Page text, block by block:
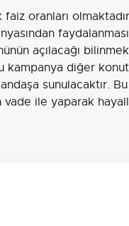
oranları
faydalanması
açılacağı
kampanya diğer
sunulacaktır.
ile yaparak